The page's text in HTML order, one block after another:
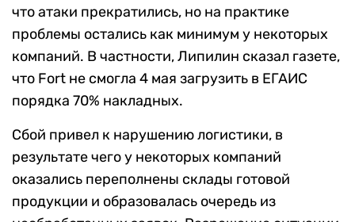
что атаки прекратились, но на практике
проблемы остались как минимум у некоторых
компаний. В частности, Липилин сказал газете,
что Fort не смогла 4 мая загрузить в ЕГАИС
порядка 70% накладных.
Сбой привел к нарушению логистики, в
результате чего у некоторых компаний
оказались переполнены склады готовой
продукции и образовалась очередь из